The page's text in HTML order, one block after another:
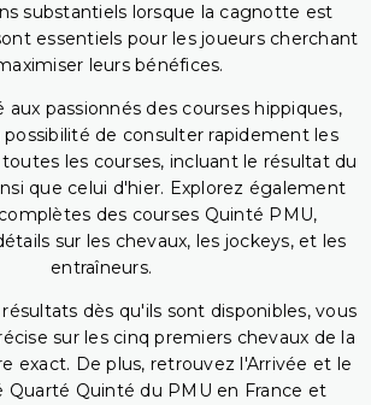
substantiels lorsque la cagnotte est
essentiels pour les joueurs cherchant
leurs bénéfices.
aux passionnés des courses hippiques,
possibilité de consulter rapidement les
les courses, incluant le résultat du
que celui d'hier. Explorez également
des courses Quinté PMU,
sur les chevaux, les jockeys, et les
entraîneurs.
dès qu'ils sont disponibles, vous
sur les cinq premiers chevaux de la
exact. De plus, retrouvez l'Arrivée et le
Quarté Quinté du PMU en France et